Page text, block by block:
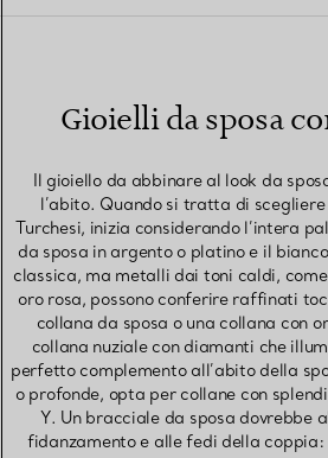
Gioielli da sposa
Il gioiello da abbinare al look da
l’abito. Quando si tratta di
Turchesi, inizia considerando l’intera
da sposa in argento o platino e il
classica, ma metalli dai toni caldi,
oro rosa, possono conferire raffinati
collana da sposa o una collana con
collana nuziale con diamanti che
perfetto complemento all’abito della
o profonde, opta per collane con
Y. Un bracciale da sposa dovrebbe
fidanzamento e alle fedi della